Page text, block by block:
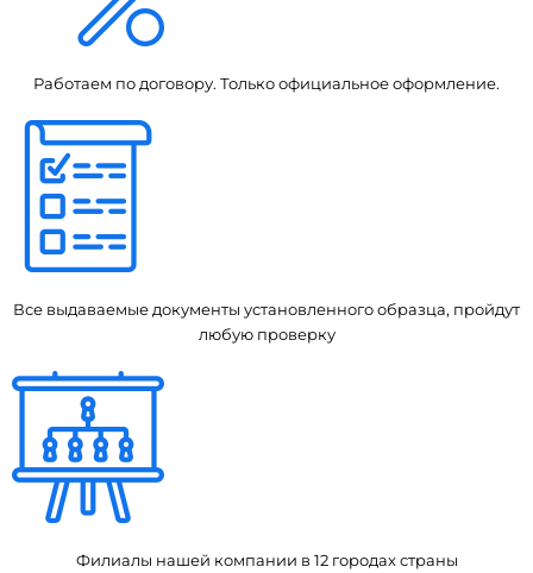
Работаем по договору. Только официальное оформление.
Все выдаваемые документы установленного образца, пройдут
любую проверку
Филиалы нашей компании в 12 городах страны